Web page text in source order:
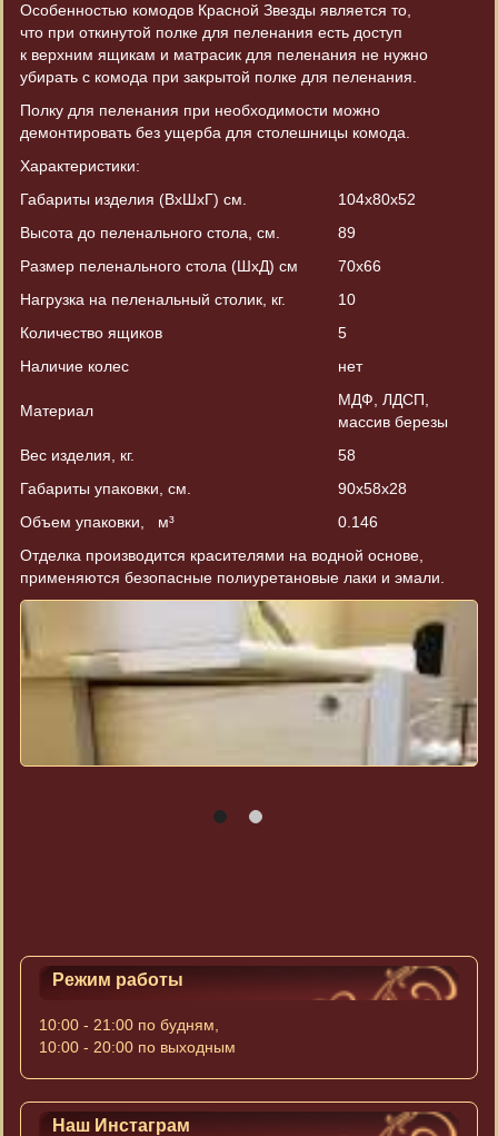
Особенностью комодов Красной Звезды является то,
что при откинутой полке для пеленания есть доступ
к верхним ящикам и матрасик для пеленания не нужно
убирать с комода при закрытой полке для пеленания.
Полку для пеленания при необходимости можно
демонтировать без ущерба для столешницы комода.
Характеристики:
Габариты изделия (ВхШхГ) см.
104х80х52
Высота до пеленального стола, см.
89
Размер пеленального стола (ШхД) см
70х66
Нагрузка на пеленальный столик, кг.
10
Количество ящиков
5
Наличие колес
нет
Материал
МДФ, ЛДСП,
массив березы
Вес изделия, кг.
58
Габариты упаковки, см.
90х58х28
Объем упаковки, м³
0.146
Отделка производится красителями на водной основе,
применяются безопасные полиуретановые лаки и эмали.
Режим работы
10:00 - 21:00 по будням,
10:00 - 20:00 по выходным
Наш Инстаграм